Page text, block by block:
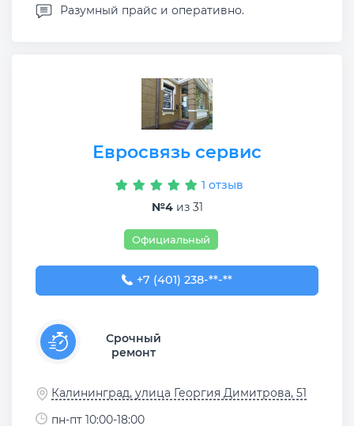
Разумный прайс и оперативно.
Евросвязь сервис
1 отзыв
№4из 31
Официальный
+7 (401) 238-88-77
+7 (401) 238-**-**
Срочный
ремонт
Калининград, улица Георгия Димитрова, 51
пн-пт 10:00-18:00